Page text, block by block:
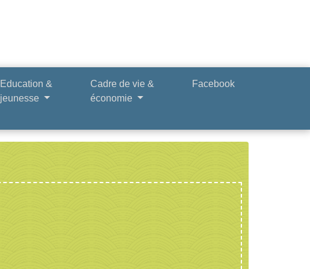
Education &
jeunesse
Cadre de vie &
économie
Facebook